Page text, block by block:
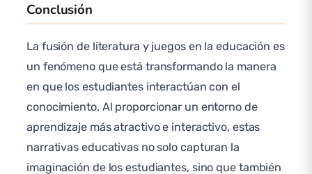
Conclusión
La fusión de literatura y juegos en la educación es
un fenómeno que está transformando la manera
en que los estudiantes interactúan con el
conocimiento. Al proporcionar un entorno de
aprendizaje más atractivo e interactivo, estas
narrativas educativas no solo capturan la
imaginación de los estudiantes, sino que también